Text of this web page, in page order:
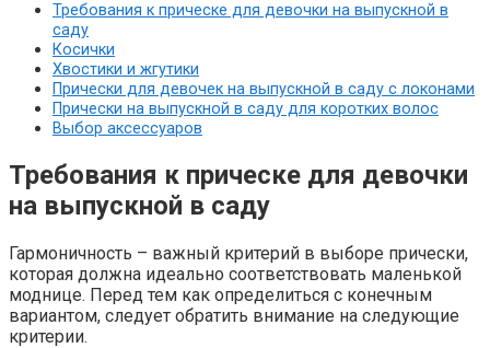
Требования к прическе для девочки на выпускной в
саду
Косички
Хвостики и жгутики
Прически для девочек на выпускной в саду с локонами
Прически на выпускной в саду для коротких волос
Выбор аксессуаров
Требования к прическе для девочки
на выпускной в саду
Гармоничность – важный критерий в выборе прически,
которая должна идеально соответствовать маленькой
моднице. Перед тем как определиться с конечным
вариантом, следует обратить внимание на следующие
критерии.